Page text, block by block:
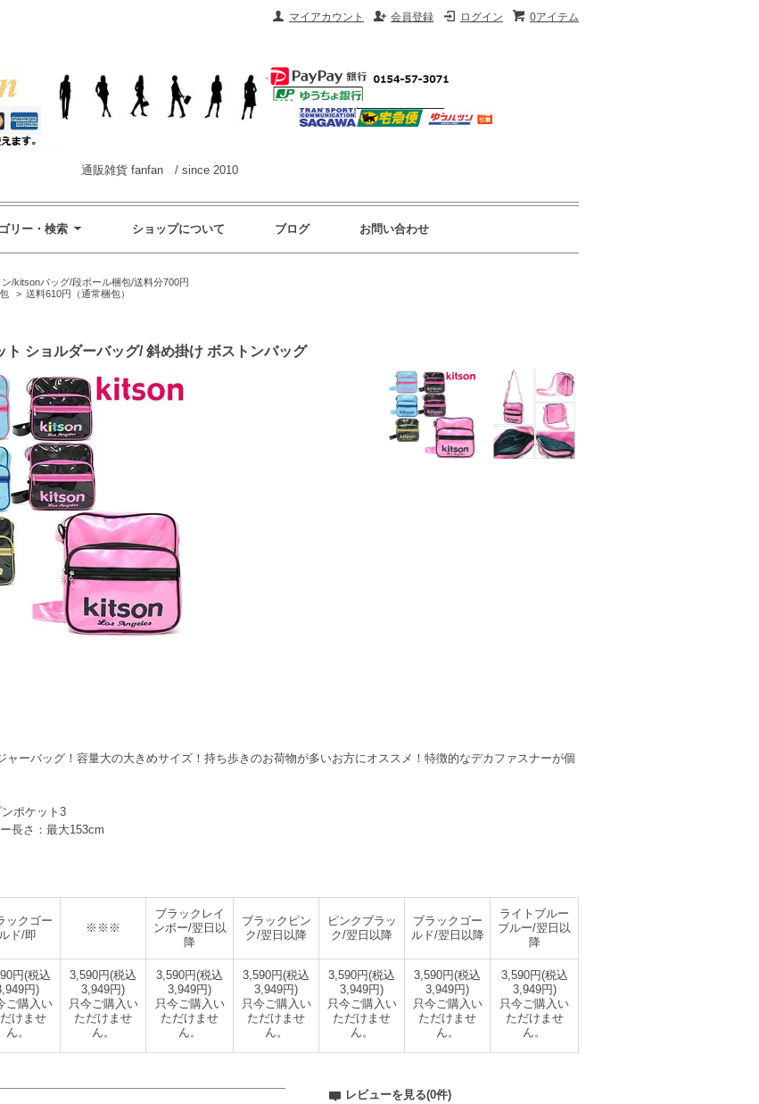
0アイテム
ログイン
会員登録
マイアカウント
通販雑貨 fanfan / since 2010
リー・検索 ショップについて ブログ お問い合わせ
ン/kitsonバッグ/段ボール梱包/送料分700円
> 送料610円（通常梱包）
ショルダーバッグ/ 斜め掛け ボストンバッグ
ーバッグ！容量大の大きめサイズ！持ち歩きのお荷物が多いお方にオススメ！特徴的なデカファスナーが個
ンポケット3
長さ：最大153cm
ックゴー
ルド/即
※※※
ブラックレイ
ンボー/翌日以
降
ブラックピン
ク/翌日以降
ピンクブラッ
ク/翌日以降
ブラックゴー
ルド/翌日以降
ライトブルー
ブルー/翌日以
降
円(税込
円)
ご購入い
けませ
ん。
3,590円(税込
3,949円)
只今ご購入い
ただけませ
ん。
3,590円(税込
3,949円)
只今ご購入い
ただけませ
ん。
3,590円(税込
3,949円)
只今ご購入い
ただけませ
ん。
3,590円(税込
3,949円)
只今ご購入い
ただけませ
ん。
3,590円(税込
3,949円)
只今ご購入い
ただけませ
ん。
3,590円(税込
3,949円)
只今ご購入い
ただけませ
ん。
レビューを見る(0件)